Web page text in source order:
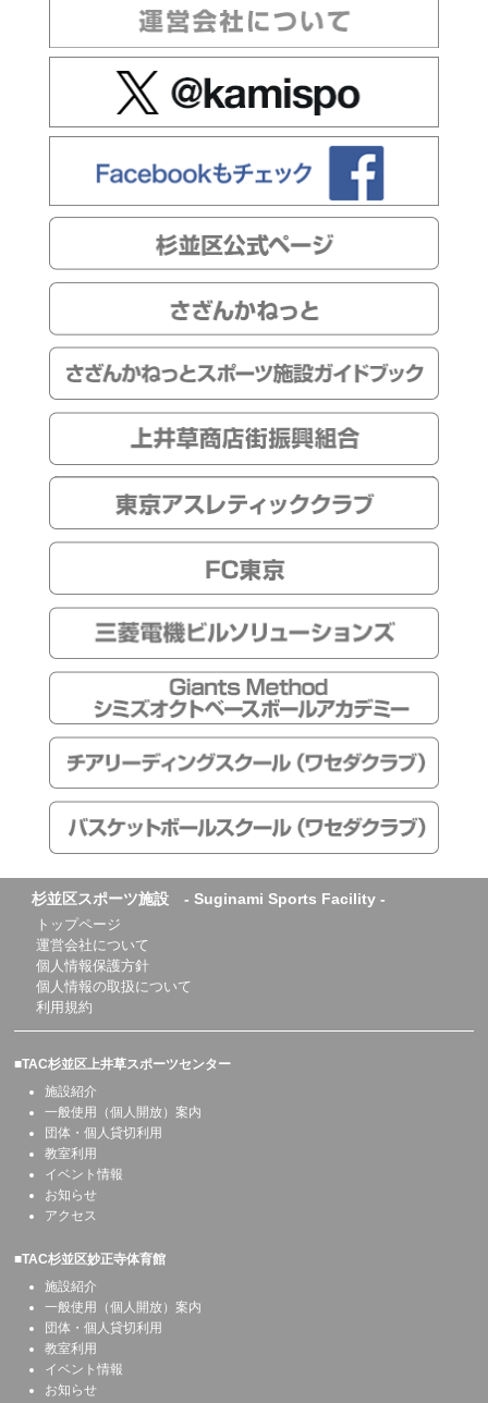
杉並区スポーツ施設 - Suginami Sports Facility -
トップページ
運営会社について
個人情報保護方針
個人情報の取扱について
利用規約
■TAC杉並区上井草スポーツセンター
施設紹介
一般使用（個人開放）案内
団体・個人貸切利用
教室利用
イベント情報
お知らせ
アクセス
■TAC杉並区妙正寺体育館
施設紹介
一般使用（個人開放）案内
団体・個人貸切利用
教室利用
イベント情報
お知らせ